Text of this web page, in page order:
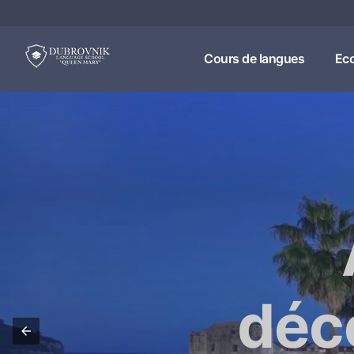
Cours de langues